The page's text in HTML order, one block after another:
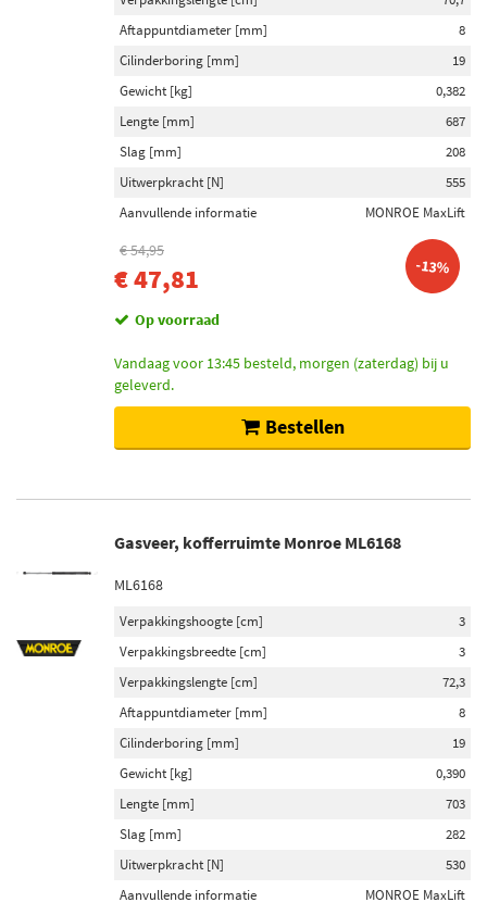
Aftappuntdiameter [mm]
8
Cilinderboring [mm]
19
Gewicht [kg]
0,382
Lengte [mm]
687
Slag [mm]
208
Uitwerpkracht [N]
555
Aanvullende informatie
MONROE MaxLift
€ 54,95
€ 47,81 -13%
Op voorraad
Vandaag voor 13:45 besteld, morgen (zaterdag) bij u
geleverd.
Bestellen
Gasveer, kofferruimte Monroe ML6168
ML6168
Verpakkingshoogte [cm]
3
Verpakkingsbreedte [cm]
3
Verpakkingslengte [cm]
72,3
Aftappuntdiameter [mm]
8
Cilinderboring [mm]
19
Gewicht [kg]
0,390
Lengte [mm]
703
Slag [mm]
282
Uitwerpkracht [N]
530
Aanvullende informatie
MONROE MaxLift